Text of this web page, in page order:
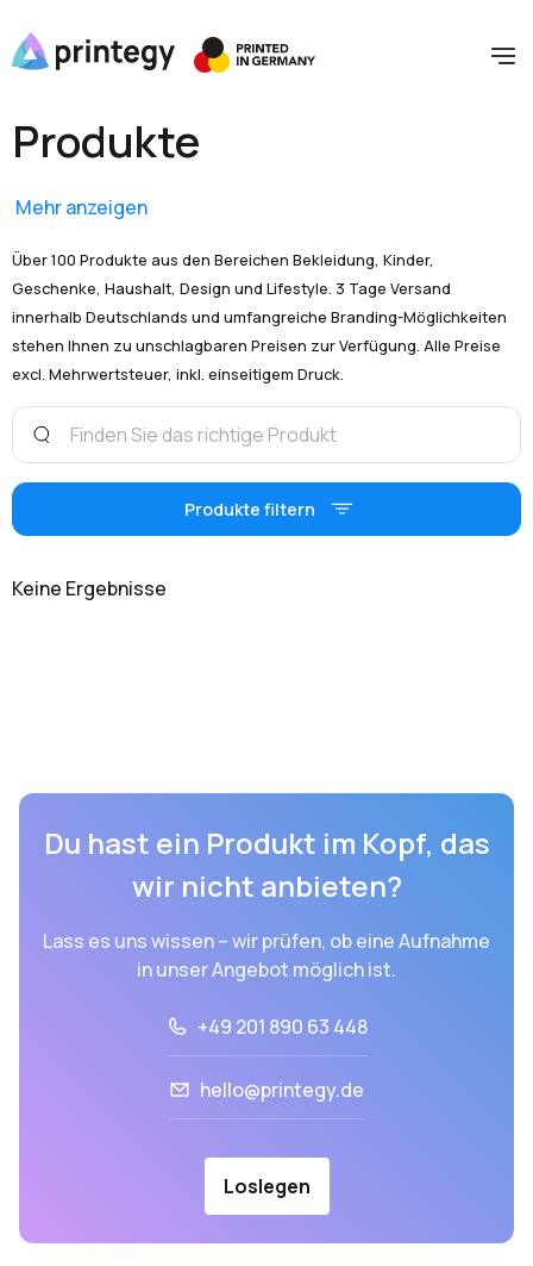
Produkte
Mehr anzeigen
Über 100 Produkte aus den Bereichen Bekleidung, Kinder,
Geschenke, Haushalt, Design und Lifestyle. 3 Tage Versand
innerhalb Deutschlands und umfangreiche Branding-Möglichkeiten
stehen Ihnen zu unschlagbaren Preisen zur Verfügung. Alle Preise
excl. Mehrwertsteuer, inkl. einseitigem Druck.
Produkte filtern
Keine Ergebnisse
Du hast ein Produkt im Kopf, das
wir nicht anbieten?
Lass es uns wissen – wir prüfen, ob eine Aufnahme
in unser Angebot möglich ist.
+49 201 890 63 448
hello@printegy.de
Loslegen